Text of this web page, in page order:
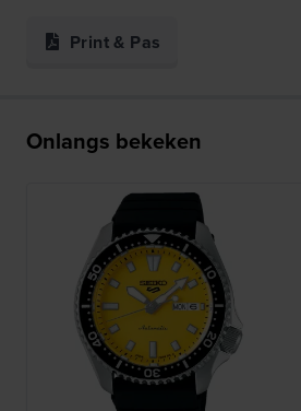
Print & Pas
Onlangs bekeken